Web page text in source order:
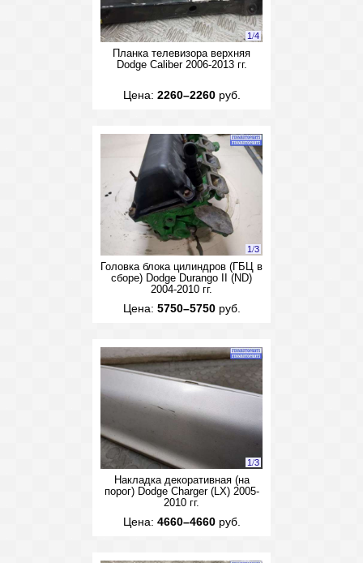
1/4
Планка телевизора верхняя
Dodge Caliber 2006-2013 гг.
Цена: 2260–2260руб.
1/3
Головка блока цилиндров (ГБЦ в
сборе) Dodge Durango II (ND)
2004-2010 гг.
Цена: 5750–5750руб.
1/3
Накладка декоративная (на
порог) Dodge Charger (LX) 2005-
2010 гг.
Цена: 4660–4660руб.